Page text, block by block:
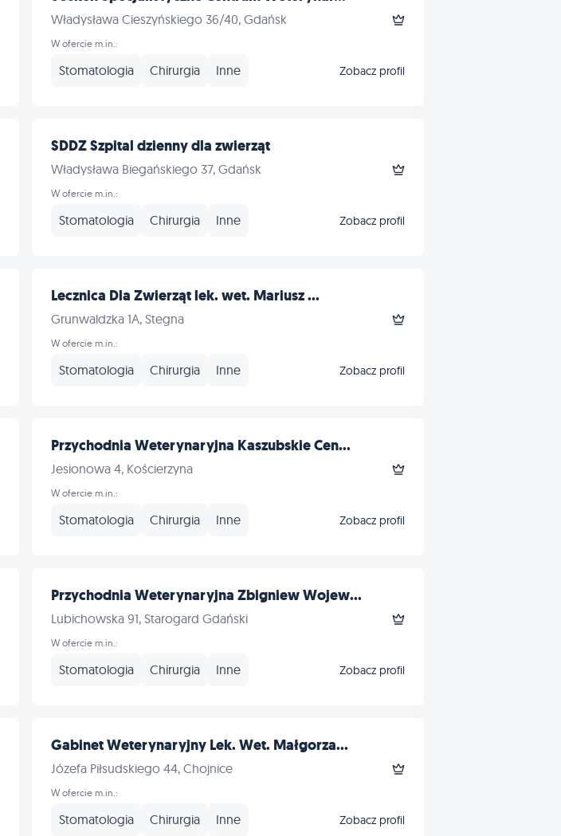
Władysława Cieszyńskiego 36/40, Gdańsk
W ofercie m.in.:
Stomatologia Chirurgia Inne Zobacz profil
SDDZ Szpital dzienny dla zwierząt
Władysława Biegańskiego 37, Gdańsk
W ofercie m.in.:
Stomatologia Chirurgia Inne Zobacz profil
Lecznica Dla Zwierząt lek. wet. Mariusz ...
Grunwaldzka 1A, Stegna
W ofercie m.in.:
Stomatologia Chirurgia Inne Zobacz profil
Przychodnia Weterynaryjna Kaszubskie Cen...
Jesionowa 4, Kościerzyna
W ofercie m.in.:
Stomatologia Chirurgia Inne Zobacz profil
Przychodnia Weterynaryjna Zbigniew Wojew...
Lubichowska 91, Starogard Gdański
W ofercie m.in.:
Stomatologia Chirurgia Inne Zobacz profil
Gabinet Weterynaryjny Lek. Wet. Małgorza...
Józefa Piłsudskiego 44, Chojnice
W ofercie m.in.:
Stomatologia Chirurgia Inne Zobacz profil